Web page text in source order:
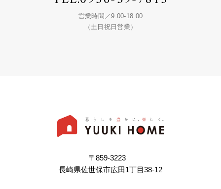
営業時間／9:00-18:00
（土日祝日営業）
〒859-3223
長崎県佐世保市広田1丁目38-12